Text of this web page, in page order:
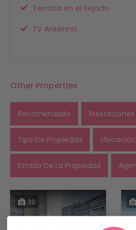
Terraza en el tejado
TV Antenna
Other Properties
Recomendado
Tipo De Propiedad
Estado De La Propiedad
30